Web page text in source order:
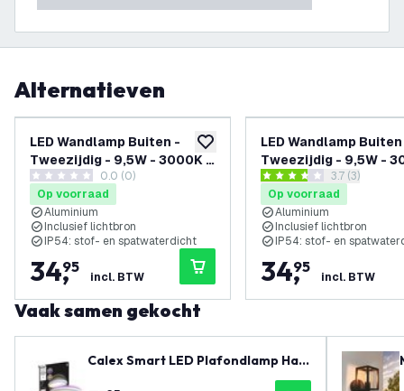
Alternatieven
toevoegen aan verlanglijst
LED Wandlamp Buiten -
Tweezijdig - 9,5W - 3000K -
IP54 - Wit - Geschikt voor
Binnen en Buiten
0 score sterren0.0 (0)
Op voorraad
Aluminium
Inclusief lichtbron
IP54: stof- en spatwaterdicht
34,
95
incl. BTW
LED Wandlamp
Tweezijdig - 9,5W -
IP54 - Zwart -
Binnen en Buiten
reviews
3.7 score sterren3.7 (3)
Op voorraad
Aluminium
Inclusief lichtbron
IP54: stof- en
34,
95
incl. BTW
Vaak samen gekocht
Calex Smart LED Plafondlamp Halo
- Wit - 22W - RGB+CCT - Ø295mm